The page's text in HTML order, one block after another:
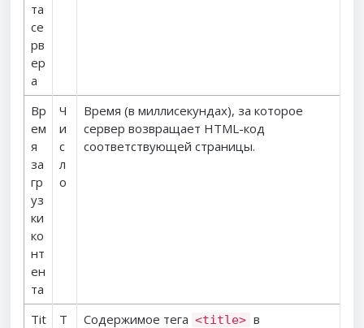
та
се
рв
ер
а
Вр
ем
я
за
гр
уз
ки
ко
нт
ен
та
Ч
и
с
л
о
Время (в миллисекундах), за которое
сервер возвращает HTML-код
соответствующей страницы.
Tit
Т
Содержимое тега <title> в